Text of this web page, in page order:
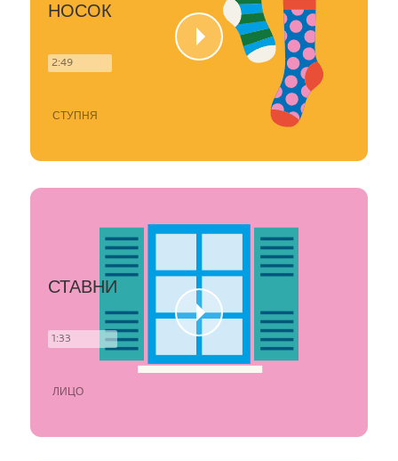
НОСОК
2:49
СТУПНЯ
СТАВНИ
1:33
ЛИЦО